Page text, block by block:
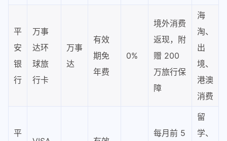
平
安
银
行
万事
达环
球旅
行卡
万事
达
有效
期免
年费
0%
境外消费
返现，附
赠 200
万旅行保
障
海
淘、
出
境、
港澳
消费
平
每月前 5
留
学、